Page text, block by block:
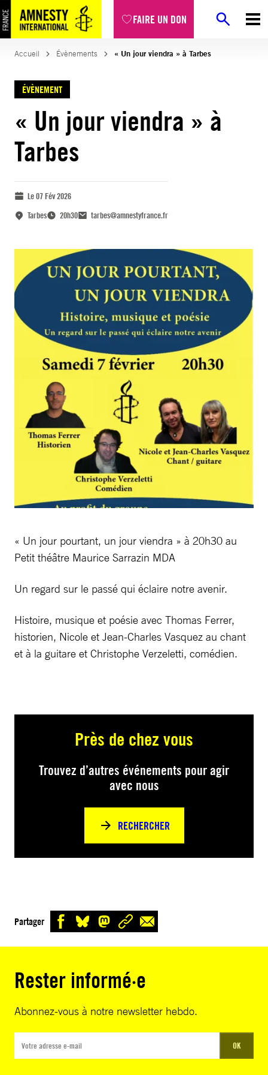
FAIRE UN DON
Accueil Évènements « Un jour viendra » à Tarbes
ÉVÈNEMENT
« Un jour viendra » à
Tarbes
Le 07 Fév 2026
Tarbes
20h30 tarbes@amnestyfrance.fr
« Un jour pourtant, un jour viendra » à 20h30 au
Petit théâtre Maurice Sarrazin MDA
Un regard sur le passé qui éclaire notre avenir.
Histoire, musique et poésie avec Thomas Ferrer,
historien, Nicole et Jean-Charles Vasquez au chant
et à la guitare et Christophe Verzeletti, comédien.
Près de chez vous
Trouvez d’autres événements pour agir
avec nous
RECHERCHER
Partager
Rester informé·e
Abonnez-vous à notre newsletter hebdo.
OK